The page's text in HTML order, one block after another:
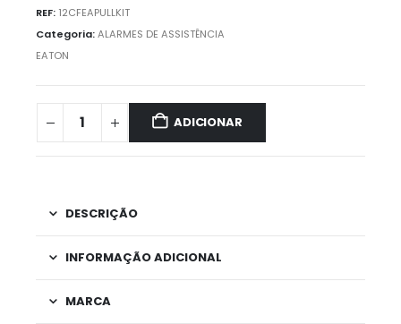
REF: 12CFEAPULLKIT
Categoria:ALARMES DE ASSISTÊNCIA
EATON
ADICIONAR
DESCRIÇÃO
INFORMAÇÃO ADICIONAL
MARCA